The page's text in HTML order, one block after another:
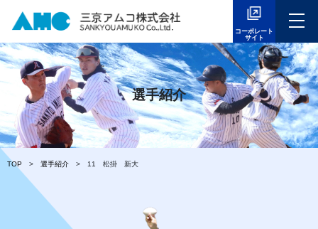
コーポレート
サイト
選手紹介
TOP 選手紹介 11 松掛 新大